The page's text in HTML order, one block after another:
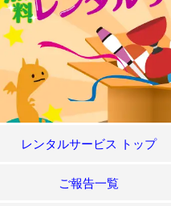
レンタルサービス トップ
ご報告一覧